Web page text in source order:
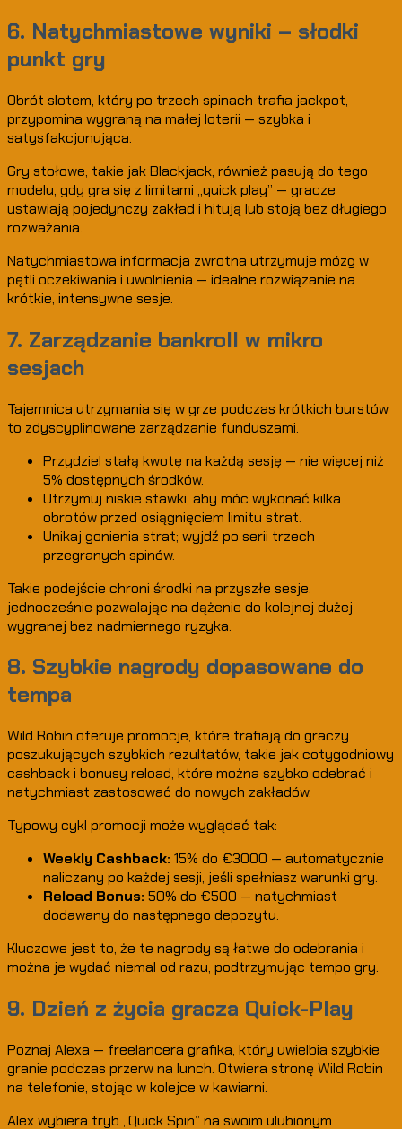
6. Natychmiastowe wyniki – słodki
punkt gry
Obrót slotem, który po trzech spinach trafia jackpot,
przypomina wygraną na małej loterii — szybka i
satysfakcjonująca.
Gry stołowe, takie jak Blackjack, również pasują do tego
modelu, gdy gra się z limitami „quick play” — gracze
ustawiają pojedynczy zakład i hitują lub stoją bez długiego
rozważania.
Natychmiastowa informacja zwrotna utrzymuje mózg w
pętli oczekiwania i uwolnienia — idealne rozwiązanie na
krótkie, intensywne sesje.
7. Zarządzanie bankroll w mikro
sesjach
Tajemnica utrzymania się w grze podczas krótkich burstów
to zdyscyplinowane zarządzanie funduszami.
Przydziel stałą kwotę na każdą sesję — nie więcej niż
5% dostępnych środków.
Utrzymuj niskie stawki, aby móc wykonać kilka
obrotów przed osiągnięciem limitu strat.
Unikaj gonienia strat; wyjdź po serii trzech
przegranych spinów.
Takie podejście chroni środki na przyszłe sesje,
jednocześnie pozwalając na dążenie do kolejnej dużej
wygranej bez nadmiernego ryzyka.
8. Szybkie nagrody dopasowane do
tempa
Wild Robin oferuje promocje, które trafiają do graczy
poszukujących szybkich rezultatów, takie jak cotygodniowy
cashback i bonusy reload, które można szybko odebrać i
natychmiast zastosować do nowych zakładów.
Typowy cykl promocji może wyglądać tak:
Weekly Cashback: 15% do €3000 — automatycznie
naliczany po każdej sesji, jeśli spełniasz warunki gry.
Reload Bonus: 50% do €500 — natychmiast
dodawany do następnego depozytu.
Kluczowe jest to, że te nagrody są łatwe do odebrania i
można je wydać niemal od razu, podtrzymując tempo gry.
9. Dzień z życia gracza Quick-Play
Poznaj Alexa — freelancera grafika, który uwielbia szybkie
granie podczas przerw na lunch. Otwiera stronę Wild Robin
na telefonie, stojąc w kolejce w kawiarni.
Alex wybiera tryb „Quick Spin” na swoim ulubionym